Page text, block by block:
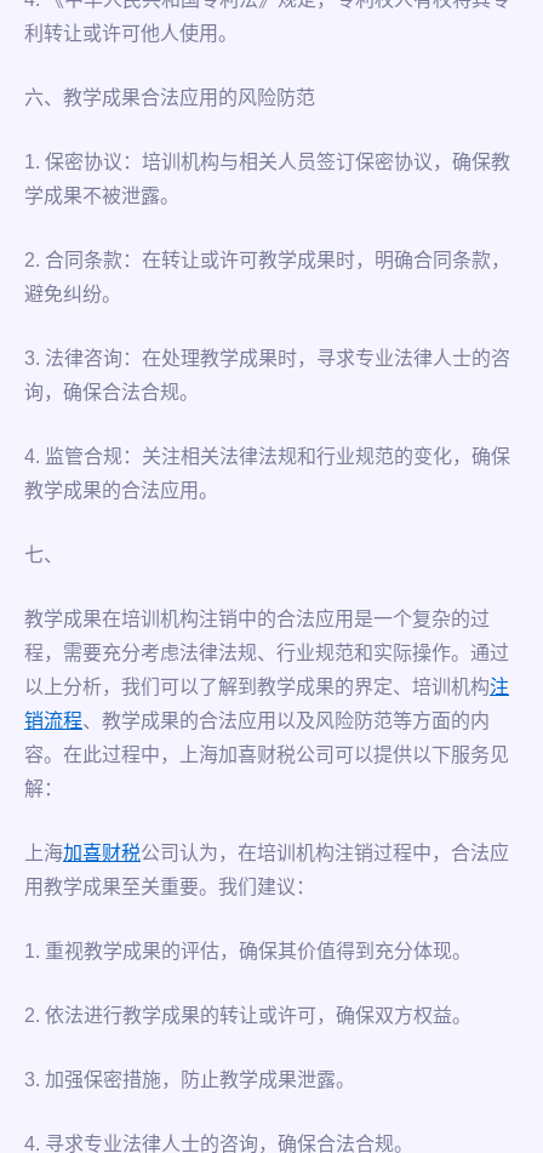
利转让或许可他人使用。
六、教学成果合法应用的风险防范
1. 保密协议：培训机构与相关人员签订保密协议，确保教
学成果不被泄露。
2. 合同条款：在转让或许可教学成果时，明确合同条款，
避免纠纷。
3. 法律咨询：在处理教学成果时，寻求专业法律人士的咨
询，确保合法合规。
4. 监管合规：关注相关法律法规和行业规范的变化，确保
教学成果的合法应用。
七、
教学成果在培训机构注销中的合法应用是一个复杂的过
程，需要充分考虑法律法规、行业规范和实际操作。通过
以上分析，我们可以了解到教学成果的界定、培训机构注
销流程、教学成果的合法应用以及风险防范等方面的内
容。在此过程中，上海加喜财税公司可以提供以下服务见
解：
上海加喜财税公司认为，在培训机构注销过程中，合法应
用教学成果至关重要。我们建议：
1. 重视教学成果的评估，确保其价值得到充分体现。
2. 依法进行教学成果的转让或许可，确保双方权益。
3. 加强保密措施，防止教学成果泄露。
4. 寻求专业法律人士的咨询，确保合法合规。